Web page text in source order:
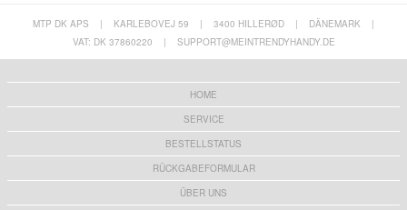
MTP DK APS | KARLEBOVEJ 59 | 3400 HILLERØD | DÄNEMARK
|
VAT: DK 37860220
| SUPPORT@MEINTRENDYHANDY.DE
HOME
SERVICE
BESTELLSTATUS
RÜCKGABEFORMULAR
ÜBER UNS